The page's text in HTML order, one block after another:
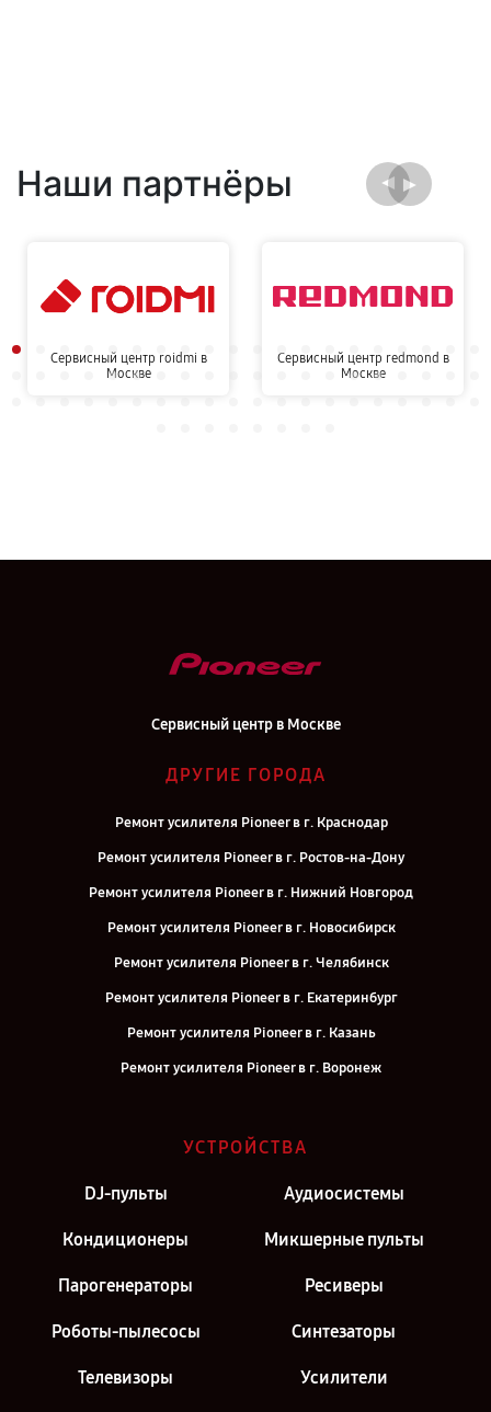
Наши партнёры
Сервисный центр roidmi в
Москве
Сервисный центр redmond в
Москве
Сервисный центр в Москве
ДРУГИЕ ГОРОДА
Ремонт усилителя Pioneer в г. Краснодар
Ремонт усилителя Pioneer в г. Ростов-на-Дону
Ремонт усилителя Pioneer в г. Нижний Новгород
Ремонт усилителя Pioneer в г. Новосибирск
Ремонт усилителя Pioneer в г. Челябинск
Ремонт усилителя Pioneer в г. Екатеринбург
Ремонт усилителя Pioneer в г. Казань
Ремонт усилителя Pioneer в г. Воронеж
Ремонт усилителя Pioneer в г. Самара
Ремонт усилителя Pioneer в г. Санкт-Петербург
УСТРОЙСТВА
DJ-пульты Аудиосистемы
Кондиционеры Микшерные пульты
Парогенераторы Ресиверы
Роботы-пылесосы Синтезаторы
Телевизоры Усилители